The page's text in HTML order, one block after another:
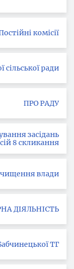
комісії
ради
ПРО РАДУ
засідань
8 скликання
Очищення влади
РЕГУЛЯТОРНА ДІЯЛЬНІСТЬ
ТГ